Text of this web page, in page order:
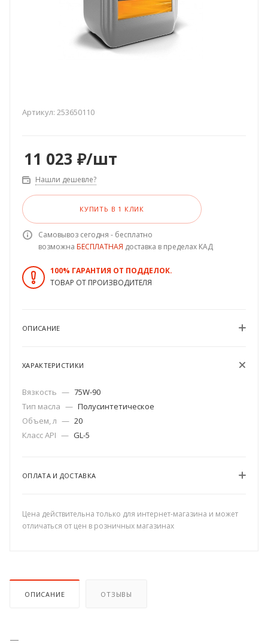
Артикул: 253650110
11 023 ₽/шт
Нашли дешевле?
КУПИТЬ В 1 КЛИК
Самовывоз сегодня - бесплатно
возможна БЕСПЛАТНАЯ доставка в пределах КАД
100% ГАРАНТИЯ ОТ ПОДДЕЛОК.
ТОВАР ОТ ПРОИЗВОДИТЕЛЯ
ОПИСАНИЕ
ХАРАКТЕРИСТИКИ
Вязкость — 75W-90
Тип масла — Полусинтетическое
Объем, л — 20
Класс API — GL-5
ОПЛАТА И ДОСТАВКА
Цена действительна только для интернет-магазина и может
отличаться от цен в розничных магазинах
ОПИСАНИЕ ОТЗЫВЫ